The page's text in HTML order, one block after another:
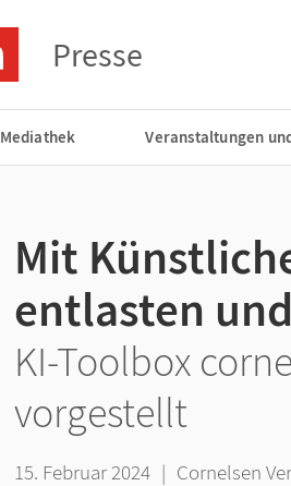
Presse
Mediathek Veranstaltungen
Mit
entlasten
KI-Toolbox
vorgestellt
15. Februar 2024 | Cornelsen